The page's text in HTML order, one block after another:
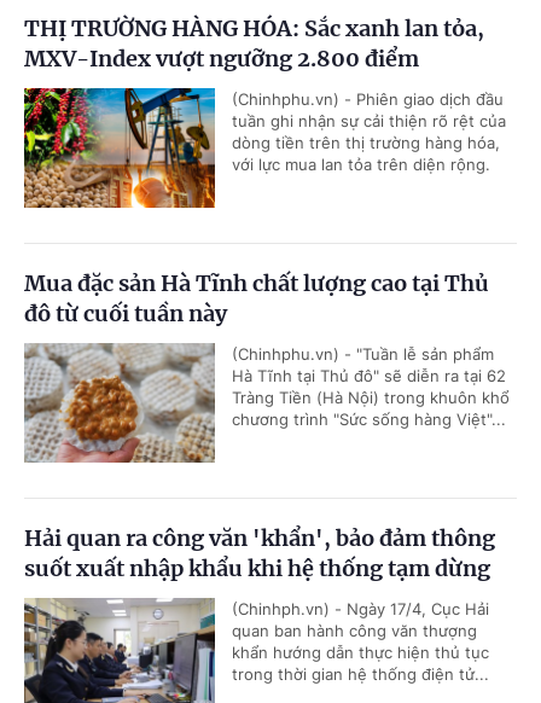
THỊ TRƯỜNG HÀNG HÓA: Sắc xanh lan tỏa,
MXV-Index vượt ngưỡng 2.800 điểm
(Chinhphu.vn) - Phiên giao dịch đầu
tuần ghi nhận sự cải thiện rõ rệt của
dòng tiền trên thị trường hàng hóa,
với lực mua lan tỏa trên diện rộng.
Mua đặc sản Hà Tĩnh chất lượng cao tại Thủ
đô từ cuối tuần này
(Chinhphu.vn) - "Tuần lễ sản phẩm
Hà Tĩnh tại Thủ đô" sẽ diễn ra tại 62
Tràng Tiền (Hà Nội) trong khuôn khổ
chương trình "Sức sống hàng Việt"...
Hải quan ra công văn 'khẩn', bảo đảm thông
suốt xuất nhập khẩu khi hệ thống tạm dừng
(Chinhph.vn) - Ngày 17/4, Cục Hải
quan ban hành công văn thượng
khẩn hướng dẫn thực hiện thủ tục
trong thời gian hệ thống điện tử...